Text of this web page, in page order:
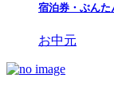
宿泊券・ぶんた
お中元